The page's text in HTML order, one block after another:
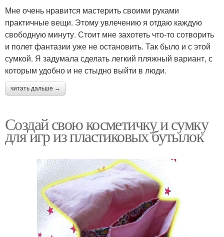
Мне очень нравится мастерить своими руками
практичные вещи. Этому увлечению я отдаю каждую
свободную минуту. Стоит мне захотеть что-то сотворить
и полет фантазии уже не остановить. Так было и с этой
сумкой. Я задумала сделать легкий пляжный вариант, с
которым удобно и не стыдно выйти в люди.
читать дальше →
Создай свою косметичку и сумку
для игр из пластиковых бутылок